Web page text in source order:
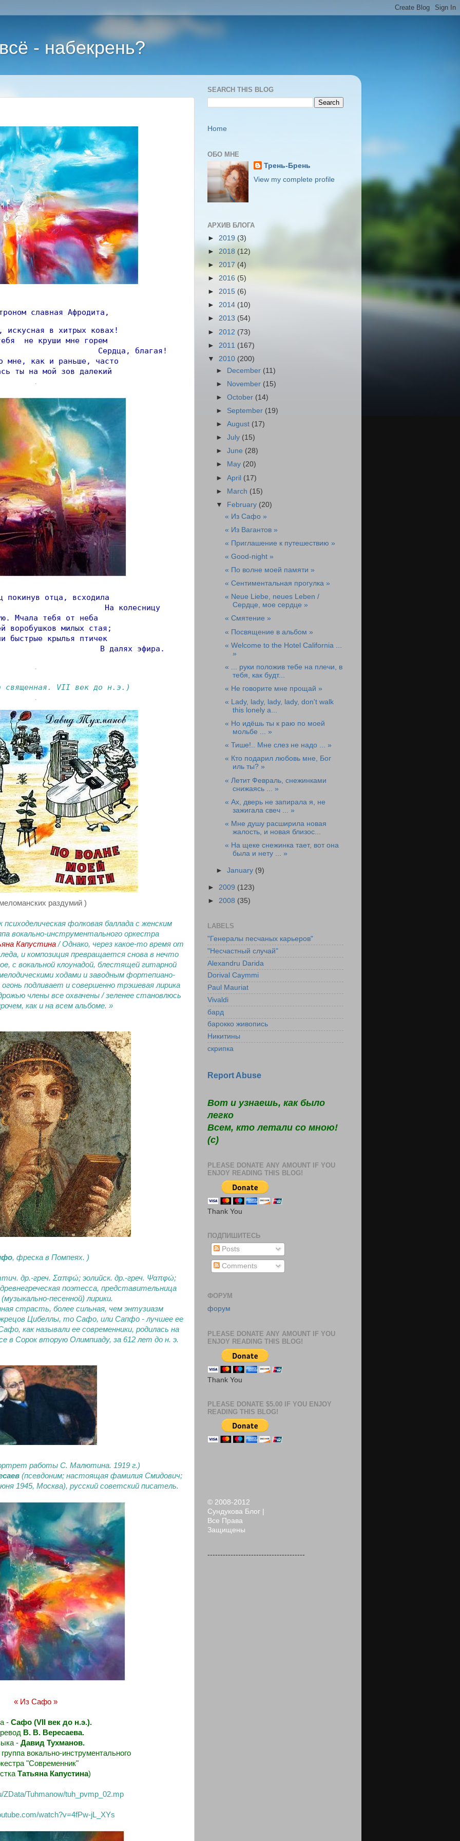
- набекрень?
славная Афродита,
искусная в хитрых ковах!
не круши мне горем
Сердца, благая!
мне, как и раньше, часто
ты на мой зов далекий
.
покинув отца, всходила
На колесницу
Мчала тебя от неба
воробушков милых стая;
быстрые крылья птичек
В далях эфира.
.
священная. VII век до н.э.)
.
раздумий )
фолковая баллада с женским
вокально-инструментального оркестра
Капустина/ Однако, через какое-то время от
и композиция превращается снова в нечто
с вокальной клоунадой, блестящей гитарной
ходами и заводным фортепиано-
подливает и совершенно трэшевая лирика
члены все охвачены / зеленее становлюсь
как и на всем альбоме. »
, фреска в Помпеях. )
др.-греч. Σαπφώ; эолийск. др.-греч. Ψαπφώ;
поэтесса, представительница
песенной) лирики.
страсть, более сильная, чем энтузиазм
жрецов Цибеллы, то Сафо, или Сапфо - лучшее ее
как называли ее современники, родилась на
в Сорок вторую Олимпиаду, за 612 лет до н. э.
работы С. Малютина. 1919 г.)
(псевдоним; настоящая фамилия Смидович;
1945, Москва), русский советский писатель.
« Из Сафо »
- Сафо (VII век до н.э.).
В. В. Вересаева.
- Давид Тухманов.
вокально-инструментального
"Современник"
Татьяна Капустина)
ZData/Tuhmanow/tuh_pvmp_02.mp
watch?v=4fPw-jL_XYs
SEARCH THIS BLOG
Home
ОБО МНЕ
Трень-Брень
View my complete profile
АРХИВ БЛОГА
► 2019 (3)
► 2018 (12)
► 2017 (4)
► 2016 (5)
► 2015 (6)
► 2014 (10)
► 2013 (54)
► 2012 (73)
► 2011 (167)
▼ 2010 (200)
► December (11)
► November (15)
►October (14)
► September (19)
►August (17)
►July (15)
►June (28)
►
May (20)
►April (17)
► March (15)
▼
February (20)
« Из Сафо »
« Из Вагантов »
« Приглашение к путешествию »
« Good-night »
« По волне моей памяти »
« Сентиментальная прогулка »
« Neue Liebe, neues Leben /
Сердце, мое сердце »
« Смятение »
« Посвящение в альбом »
« Welcome to the Hotel California ...
»
« ... руки положив тебе на плечи, в
тебя, как будт...
« Не говорите мне прощай »
« Lady, lady, lady, lady, don't walk
this lonely a...
« Но идёшь ты к раю по моей
мольбе ... »
« Тише!.. Мне слез не надо ... »
« Кто подарил любовь мне, Бог
иль ты? »
« Летит Февраль, снежинками
снижаясь ... »
« Ах, дверь не запирала я, не
зажигала свеч ... »
« Мне душу расширила новая
жалость, и новая близос...
« На щеке снежинка тает, вот она
была и нету ... »
►January (9)
► 2009 (123)
► 2008 (35)
LABELS
"Генералы песчаных карьеров"
"Несчастный случай"
Alexandru Darida
Dorival Caymmi
Paul Mauriat
Vivaldi
бард
барокко живопись
Никитины
скрипка
Report Abuse
Вот и узнаешь, как было
легко
Всем, кто летали со мною!
(c)
PLEASE DONATE ANY AMOUNT IF YOU
ENJOY READING THIS BLOG!
Thank You
ПОДПИШИТЕСЬ
Posts
Comments
ФОРУМ
форум
PLEASE DONATE ANY AMOUNT IF YOU
ENJOY READING THIS BLOG!
Thank You
PLEASE DONATE $5.00 IF YOU ENJOY
READING THIS BLOG!
© 2008-2012
Сундукова Блог |
Все Права
Защищены
--------------------------------------